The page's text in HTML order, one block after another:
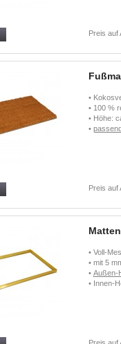
Preis auf
•
• 100 %
• Höhe:
•
Preis auf
• Voll-
• mit 5
• Außen-
• Innen-